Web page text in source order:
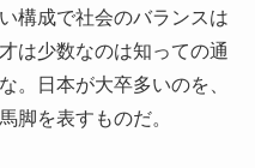
構成で社会のバランスは
は少数なのは知っての通
。日本が大卒多いのを、
脚を表すものだ。